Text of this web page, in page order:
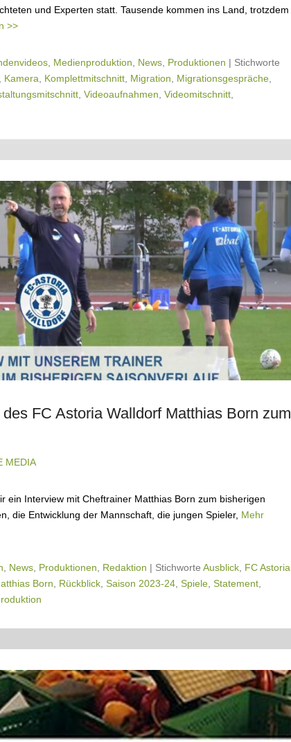
und Experten statt. Tausende kommen ins Land, trotzdem
>>
Medienproduktion News Produktionen | Stichworte
Kamera Komplettmitschnitt Migration Migrationsgespräche
Videoaufnahmen Videomitschnitt
FC Astoria Walldorf Matthias Born zum
MEDIA
ein Interview mit Cheftrainer Matthias Born zum bisherigen
die Entwicklung der Mannschaft, die jungen Spieler, Mehr
News Produktionen Redaktion | Stichworte Ausblick FC Astoria
Born Rückblick Saison 2023-24 Spiele Statement